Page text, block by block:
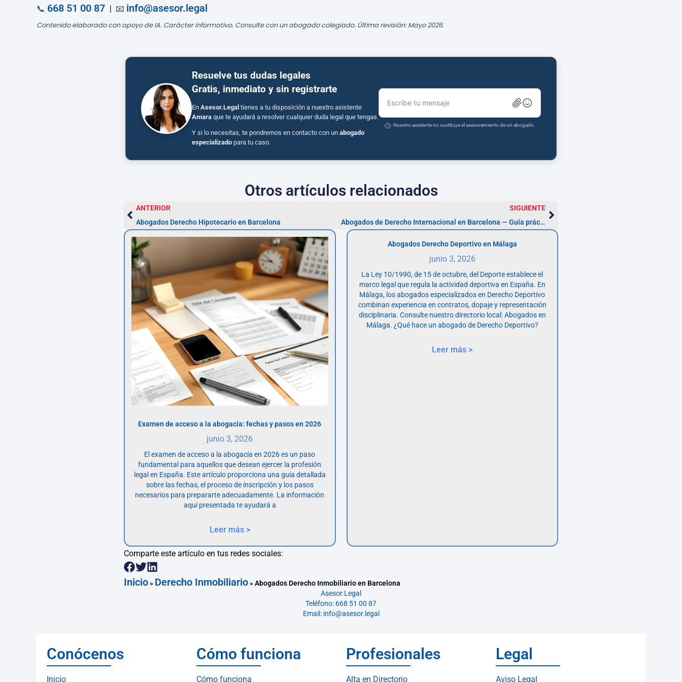
📞 668 51 00 87 | 📧 info@asesor.legal
Contenido elaborado con apoyo de IA. Carácter informativo. Consulte con un abogado colegiado. Última revisión: Mayo 2026.
Resuelve tus dudas legales
Gratis, inmediato y sin registrarte
En Asesor.Legal tienes a tu disposición a nuestro asistente
Amara que te ayudará a resolver cualquier duda legal que tengas.
Y si lo necesitas, te pondremos en contacto con un abogado
especializado para tu caso.
Escribe tu mensaje
Nuestro asistente no sustituye el asesoramiento de un abogado.
Otros artículos relacionados
ANTERIOR
Abogados Derecho Hipotecario en Barcelona
SIGUIENTE
Abogados de Derecho Internacional en Barcelona — Guía práctica
Examen de acceso a la abogacía: fechas y pasos en 2026
junio 3, 2026
El examen de acceso a la abogacía en 2026 es un paso
fundamental para aquellos que desean ejercer la profesión
legal en España. Este artículo proporciona una guía detallada
sobre las fechas, el proceso de inscripción y los pasos
necesarios para prepararte adecuadamente. La información
aquí presentada te ayudará a
Leer más >
Abogados Derecho Deportivo en Málaga
junio 3, 2026
La Ley 10/1990, de 15 de octubre, del Deporte establece el
marco legal que regula la actividad deportiva en España. En
Málaga, los abogados especializados en Derecho Deportivo
combinan experiencia en contratos, dopaje y representación
disciplinaria. Consulte nuestro directorio local: Abogados en
Málaga. ¿Qué hace un abogado de Derecho Deportivo?
Leer más >
Comparte este artículo en tus redes sociales:
Inicio» Derecho Inmobiliario»Abogados Derecho Inmobiliario en Barcelona
Asesor.Legal
Teléfono: 668 51 00 87
Email: info@asesor.legal
Conócenos
Inicio
Cómo funciona
Cómo funciona
Profesionales
Alta en Directorio
Legal
Aviso Legal